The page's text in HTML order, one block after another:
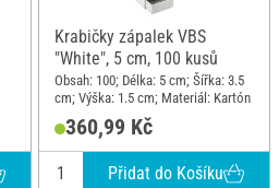
Krabičky zápalek VBS
"White", 5 cm, 100 kusů
Obsah: 100; Délka: 5 cm; Šířka: 3.5
cm; Výška: 1.5 cm; Materiál: Kartón
360,99 Kč
Přidat do Košíku